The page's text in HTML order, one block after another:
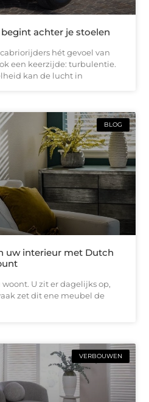
achter je stoelen
hét gevoel van
een keerzijde: turbulentie.
kan de lucht in
BLOG
uw interieur met Dutch
U zit er dagelijks op,
zet dit ene meubel de
VERBOUWEN